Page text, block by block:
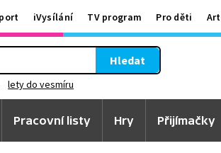
iVysílání TV program Pro děti Art
Hledat
lety do vesmíru
Pracovní listy Hry Přijímačky